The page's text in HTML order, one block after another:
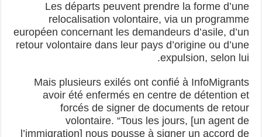
Les départs peuvent prendre la forme d’une
relocalisation volontaire, via un programme
européen concernant les demandeurs d’asile, d’un
retour volontaire dans leur pays d’origine ou d’une
expulsion, selon lui.
Mais plusieurs exilés ont confié à InfoMigrants
avoir été enfermés en centre de détention et
forcés de signer de documents de retour
volontaire. “Tous les jours, [un agent de
l’immigration] nous pousse à signer un accord de